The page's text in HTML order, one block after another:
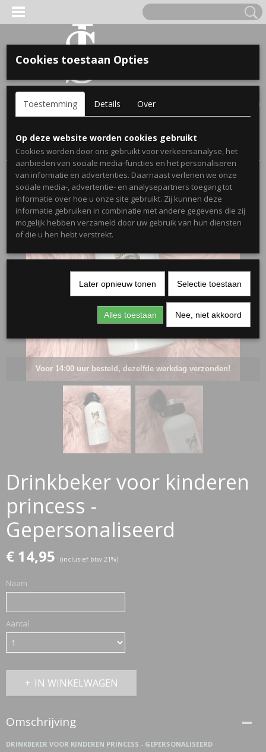
Inloggen Registreren
(0)
Home >Webshop>Back to school met naam> Drinkbeker voor
kinderen princess - Gepersonaliseerd
Voor 14:00 uur besteld, dezelfde werkdag verzonden!
Drinkbeker voor kinderen
princess -
Gepersonaliseerd
€ 14,95 (inclusief btw 21%)
Naam
Aantal
IN WINKELWAGEN
Omschrijving
DRINKBEKER VOOR KINDEREN PRINCESS - GEPERSONALISEERD
VOOR KINDEREN
OPA & OMA.
NAAM EN GEBOORTEJAAR
Cookies toestaan Opties
Toestemming Details Over
Op deze website worden cookies gebruikt
Cookies worden door ons gebruikt voor verkeersanalyse, het
aanbieden van sociale media-functies en het personaliseren
van informatie en advertenties. Daarnaast verlenen we onze
sociale media-, advertentie- en analysepartners toegang tot
informatie over hoe u onze site gebruikt. Zij kunnen deze
informatie gebruiken in combinatie met andere gegevens die zij
mogelijk hebben verzameld door uw gebruik van hun diensten
of die u hen hebt verstrekt.
Later opnieuw tonen Selectie toestaan
Alles toestaan Nee, niet akkoord